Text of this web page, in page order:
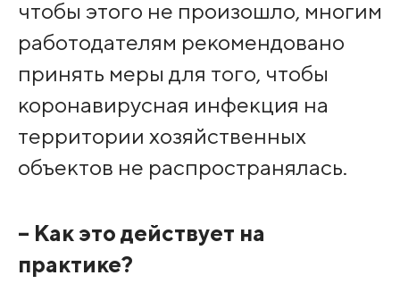
чтобы этого не произошло, многим
работодателям рекомендовано
принять меры для того, чтобы
коронавирусная инфекция на
территории хозяйственных
объектов не распространялась.
– Как это действует на
практике?